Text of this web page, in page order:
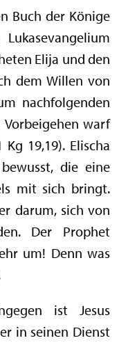
Buch der Könige
Elija und den
dem Willen von
nachfolgenden
Vorbeigehen warf
19,19). Elischa
die eine
mit sich bringt.
darum, sich von
Der Prophet
um! Denn was
ist Jesus
in seinen Dienst